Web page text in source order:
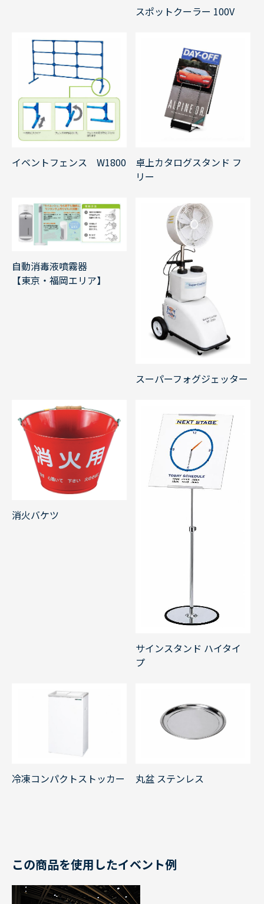
スポットクーラー 100V
イベントフェンス W1800
卓上カタログスタンド フ
リー
自動消毒液噴霧器
【東京・福岡エリア】
スーパーフォグジェッター
消火バケツ
サインスタンド ハイタイ
プ
冷凍コンパクトストッカー 丸盆 ステンレス
この商品を使用したイベント例